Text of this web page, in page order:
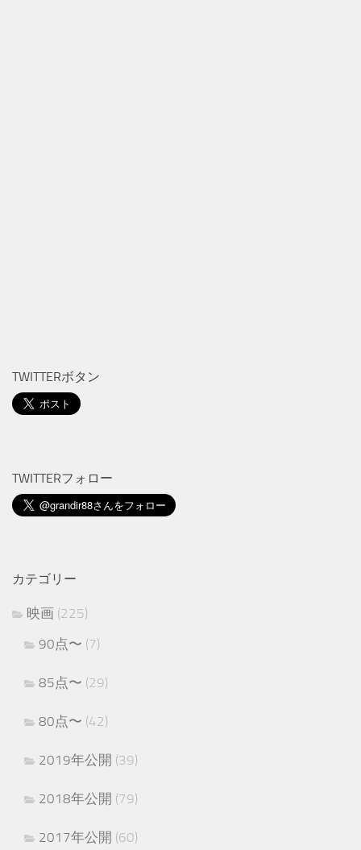
TWITTERボタン
TWITTERフォロー
カテゴリー
映画 (225)
90点〜 (7)
85点〜 (29)
80点〜 (42)
2019年公開 (39)
2018年公開 (79)
2017年公開 (60)